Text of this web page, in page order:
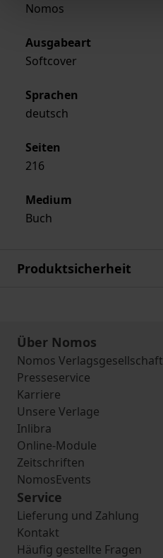
Nomos
Ausgabeart
Softcover
Sprachen
deutsch
Seiten
216
Medium
Buch
Produktsicherheit
Über Nomos
Nomos Verlagsgesellschaft
Presseservice
Karriere
Unsere Verlage
Inlibra
Online-Module
Zeitschriften
NomosEvents
Service
Lieferung und Zahlung
Kontakt
Häufig gestellte Fragen